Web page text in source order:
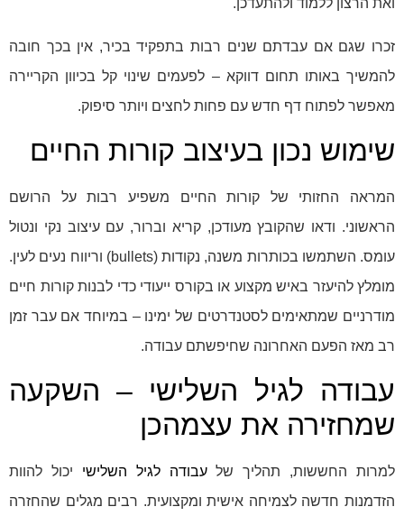
ואת הרצון ללמוד ולהתעדכן.
זכרו שגם אם עבדתם שנים רבות בתפקיד בכיר, אין בכך חובה
להמשיך באותו תחום דווקא – לפעמים שינוי קל בכיוון הקריירה
מאפשר לפתוח דף חדש עם פחות לחצים ויותר סיפוק.
שימוש נכון בעיצוב קורות החיים
המראה החזותי של קורות החיים משפיע רבות על הרושם
הראשוני. ודאו שהקובץ מעודכן, קריא וברור, עם עיצוב נקי ונטול
עומס. השתמשו בכותרות משנה, נקודות (bullets) וריווח נעים לעין.
מומלץ להיעזר באיש מקצוע או בקורס ייעודי כדי לבנות קורות חיים
מודרניים שמתאימים לסטנדרטים של ימינו – במיוחד אם עבר זמן
רב מאז הפעם האחרונה שחיפשתם עבודה.
עבודה לגיל השלישי – השקעה
שמחזירה את עצמהכן
למרות החששות, תהליך שלעבודה לגיל השלישי יכול להוות
הזדמנות חדשה לצמיחה אישית ומקצועית. רבים מגלים שהחזרה